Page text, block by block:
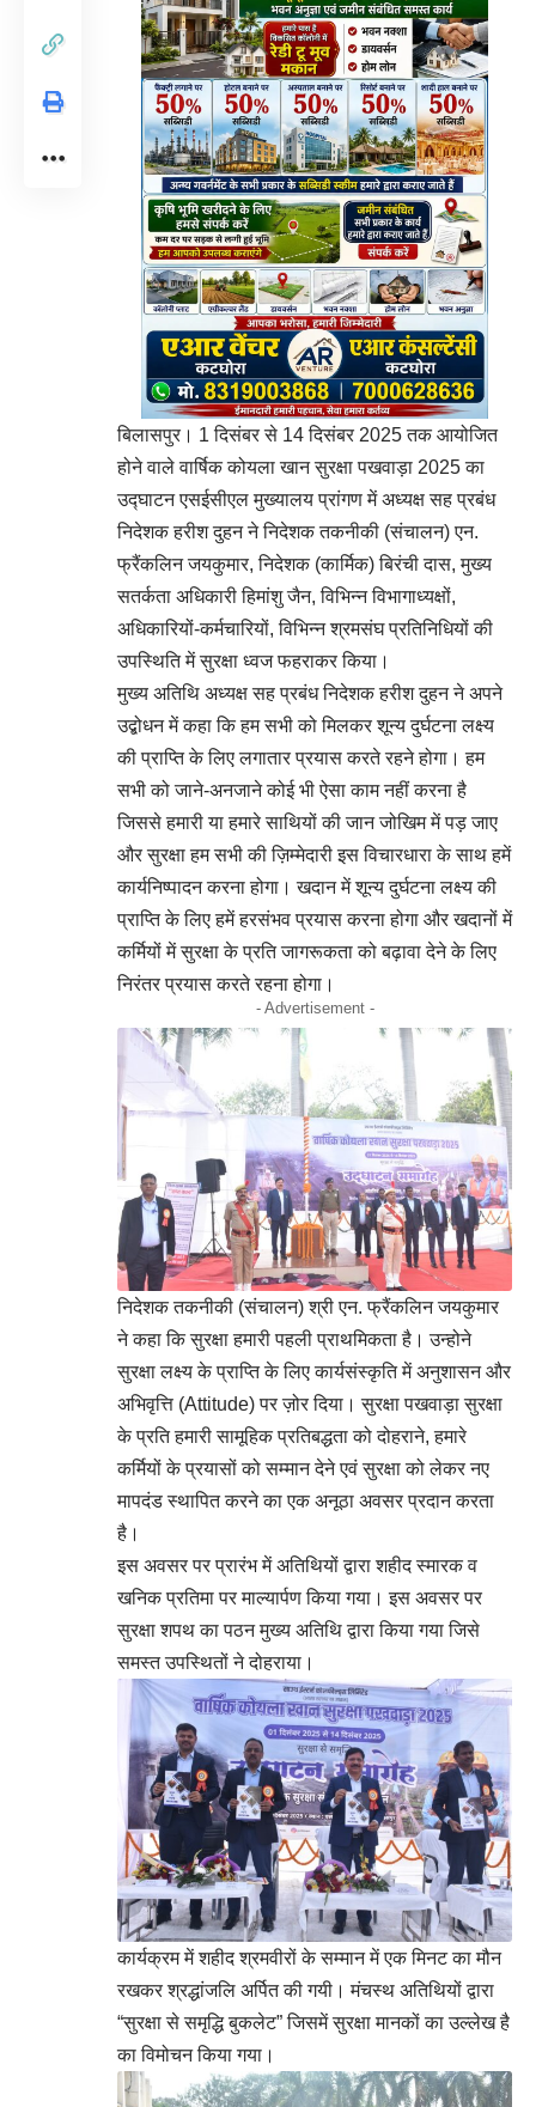
बिलासपुर। 1 दिसंबर से 14 दिसंबर 2025 तक आयोजित
होने वाले वार्षिक कोयला खान सुरक्षा पखवाड़ा 2025 का
उद्घाटन एसईसीएल मुख्यालय प्रांगण में अध्यक्ष सह प्रबंध
निदेशक हरीश दुहन ने निदेशक तकनीकी (संचालन) एन.
फ्रैंकलिन जयकुमार, निदेशक (कार्मिक) बिरंची दास, मुख्य
सतर्कता अधिकारी हिमांशु जैन, विभिन्न विभागाध्यक्षों,
अधिकारियों-कर्मचारियों, विभिन्न श्रमसंघ प्रतिनिधियों की
उपस्थिति में सुरक्षा ध्वज फहराकर किया।
मुख्य अतिथि अध्यक्ष सह प्रबंध निदेशक हरीश दुहन ने अपने
उद्बोधन में कहा कि हम सभी को मिलकर शून्य दुर्घटना लक्ष्य
की प्राप्ति के लिए लगातार प्रयास करते रहने होगा। हम
सभी को जाने-अनजाने कोई भी ऐसा काम नहीं करना है
जिससे हमारी या हमारे साथियों की जान जोखिम में पड़ जाए
और सुरक्षा हम सभी की ज़िम्मेदारी इस विचारधारा के साथ हमें
कार्यनिष्पादन करना होगा। खदान में शून्य दुर्घटना लक्ष्य की
प्राप्ति के लिए हमें हरसंभव प्रयास करना होगा और खदानों में
कर्मियों में सुरक्षा के प्रति जागरूकता को बढ़ावा देने के लिए
निरंतर प्रयास करते रहना होगा।
- Advertisement -
निदेशक तकनीकी (संचालन) श्री एन. फ्रैंकलिन जयकुमार
ने कहा कि सुरक्षा हमारी पहली प्राथमिकता है। उन्होने
सुरक्षा लक्ष्य के प्राप्ति के लिए कार्यसंस्कृति में अनुशासन और
अभिवृत्ति (Attitude) पर ज़ोर दिया। सुरक्षा पखवाड़ा सुरक्षा
के प्रति हमारी सामूहिक प्रतिबद्धता को दोहराने, हमारे
कर्मियों के प्रयासों को सम्मान देने एवं सुरक्षा को लेकर नए
मापदंड स्थापित करने का एक अनूठा अवसर प्रदान करता
है।
इस अवसर पर प्रारंभ में अतिथियों द्वारा शहीद स्मारक व
खनिक प्रतिमा पर माल्यार्पण किया गया। इस अवसर पर
सुरक्षा शपथ का पठन मुख्य अतिथि द्वारा किया गया जिसे
समस्त उपस्थितों ने दोहराया।
कार्यक्रम में शहीद श्रमवीरों के सम्मान में एक मिनट का मौन
रखकर श्रद्धांजलि अर्पित की गयी। मंचस्थ अतिथियों द्वारा
“सुरक्षा से समृद्धि बुकलेट” जिसमें सुरक्षा मानकों का उल्लेख है
का विमोचन किया गया।